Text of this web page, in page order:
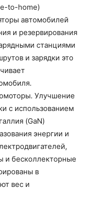
to-home)
автомобилей
и резервирования
станциями
и зарядки это
Улучшение
с использованием
(GaN)
энергии и
и бесколлекторные
в
вес и